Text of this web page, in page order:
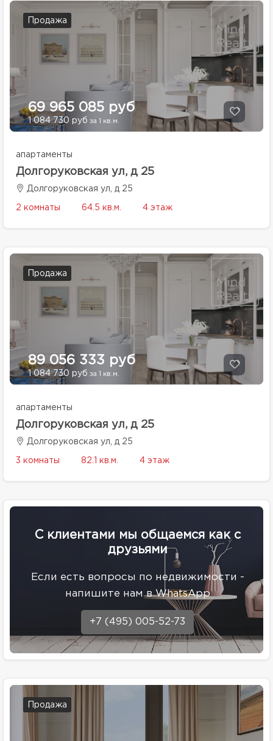
Продажа
69 965 085 руб
1 084 730 руб за 1 кв.м.
апартаменты
Долгоруковская ул, д 25
Долгоруковская ул, д 25
2 комнаты 64.5 кв.м. 4 этаж
Продажа
89 056 333 руб
1 084 730 руб за 1 кв.м.
апартаменты
Долгоруковская ул, д 25
Долгоруковская ул, д 25
3 комнаты 82.1 кв.м. 4 этаж
С клиентами мы общаемся как с
друзьями
Eсли есть вопросы по недвижимости -
напишите нам в WhatsApp
+7 (495) 005-52-73
Продажа